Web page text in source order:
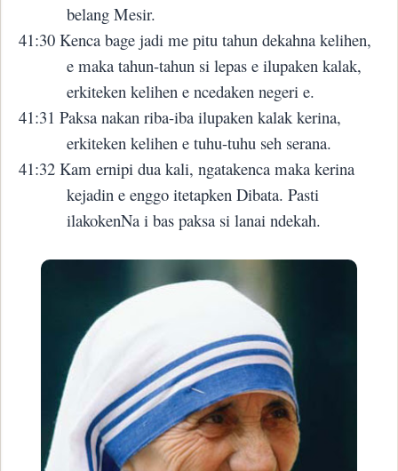
belang Mesir.
41:30 Kenca bage jadi me pitu tahun dekahna kelihen,
e maka tahun-tahun si lepas e ilupaken kalak,
erkiteken kelihen e ncedaken negeri e.
41:31 Paksa nakan riba-iba ilupaken kalak kerina,
erkiteken kelihen e tuhu-tuhu seh serana.
41:32 Kam ernipi dua kali, ngatakenca maka kerina
kejadin e enggo itetapken Dibata. Pasti
ilakokenNa i bas paksa si lanai ndekah.